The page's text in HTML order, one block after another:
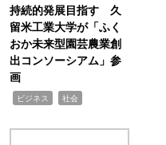
持続的発展目指す 久
留米工業大学が「ふく
おか未来型園芸農業創
出コンソーシアム」参
画
ビジネス 社会